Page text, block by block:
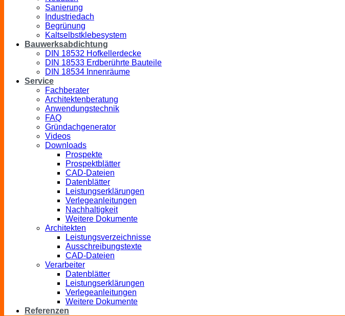
Sanierung
Industriedach
Begrünung
Kaltselbstklebesystem
Bauwerksabdichtung
DIN 18532 Hofkellerdecke
DIN 18533 Erdberührte Bauteile
DIN 18534 Innenräume
Service
Fachberater
Architektenberatung
Anwendungstechnik
FAQ
Gründachgenerator
Videos
Downloads
Prospekte
Prospektblätter
CAD-Dateien
Datenblätter
Leistungserklärungen
Verlegeanleitungen
Nachhaltigkeit
Weitere Dokumente
Architekten
Leistungsverzeichnisse
Ausschreibungstexte
CAD-Dateien
Verarbeiter
Datenblätter
Leistungserklärungen
Verlegeanleitungen
Weitere Dokumente
Referenzen